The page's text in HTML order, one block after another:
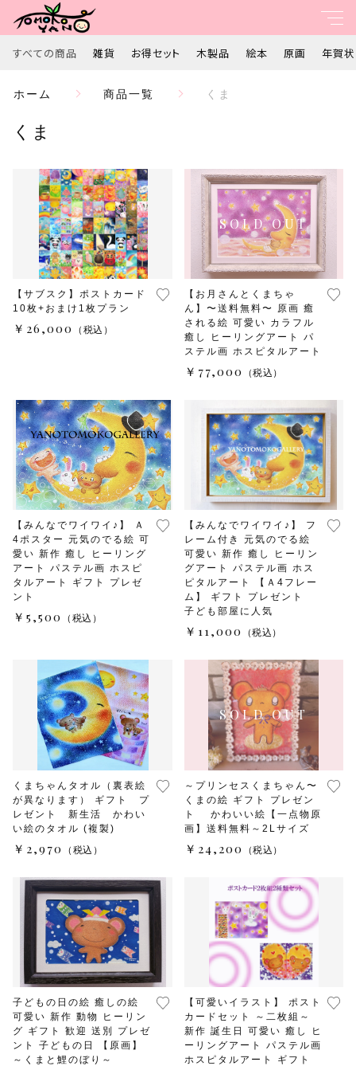
すべての商品 雑貨 お得セット 木製品 絵本 原画 年賀状
ホーム 商品一覧 くま
くま
【サブスク】ポストカード
10枚+おまけ1枚プラン
￥26,000 （税込）
【お月さんとくまちゃ
ん】〜送料無料〜 原画 癒
される絵 可愛い カラフル
癒し ヒーリングアート パ
ステル画 ホスピタルアート
￥77,000 （税込）
【みんなでワイワイ♪】 Ａ
4ポスター 元気のでる絵 可
愛い 新作 癒し ヒーリング
アート パステル画 ホスピ
タルアート ギフト プレゼ
ント
￥5,500 （税込）
【みんなでワイワイ♪】 フ
レーム付き 元気のでる絵
可愛い 新作 癒し ヒーリン
グアート パステル画 ホス
ピタルアート 【Ａ4フレー
ム】 ギフト プレゼント
子ども部屋に人気
￥11,000 （税込）
くまちゃんタオル（裏表絵
が異なります） ギフト プ
レゼント 新生活 かわい
い絵のタオル (複製)
￥2,970 （税込）
～プリンセスくまちゃん〜
くまの絵 ギフト プレゼン
ト かわいい絵【一点物原
画】送料無料～2Lサイズ
￥24,200 （税込）
子どもの日の絵 癒しの絵
可愛い 新作 動物 ヒーリン
グ ギフト 歓迎 送別 プレゼ
ント 子どもの日 【原画】
～くまと鯉のぼり～
【可愛いイラスト】 ポスト
カードセット ～二枚組～
新作 誕生日 可愛い 癒し ヒ
ーリングアート パステル画
ホスピタルアート ギフト
お得セット
絵本
原画
年賀状
グッズ（布もの）
講演会
ワークショップ
価格帯
並び順
在庫あり セール